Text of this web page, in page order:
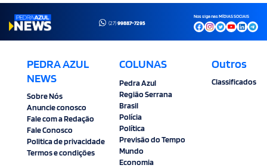
(27)99887-7295
Nos siga nas MÍDIAS SOCIAIS
PEDRA AZUL
NEWS
Sobre Nós
Anuncie conosco
Fale com a Redação
Fale Conosco
Politica de privacidade
Termos e condições
COLUNAS
Pedra Azul
Região Serrana
Brasil
Polícia
Política
Previsão do Tempo
Mundo
Economia
Outros
Classificados